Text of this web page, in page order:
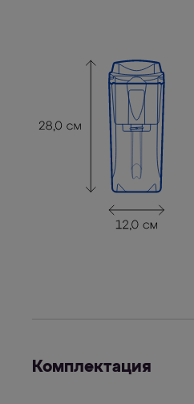
Комплектация